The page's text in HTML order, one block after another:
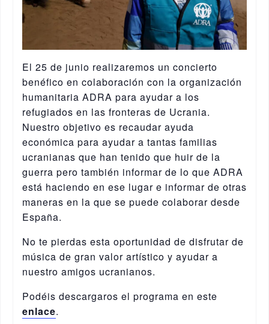
El 25 de junio realizaremos un concierto
benéfico en colaboración con la organización
humanitaria ADRA para ayudar a los
refugiados en las fronteras de Ucrania.
Nuestro objetivo es recaudar ayuda
económica para ayudar a tantas familias
ucranianas que han tenido que huir de la
guerra pero también informar de lo que ADRA
está haciendo en ese lugar e informar de otras
maneras en la que se puede colaborar desde
España.
No te pierdas esta oportunidad de disfrutar de
música de gran valor artístico y ayudar a
nuestro amigos ucranianos.
Podéis descargaros el programa en este
enlace.